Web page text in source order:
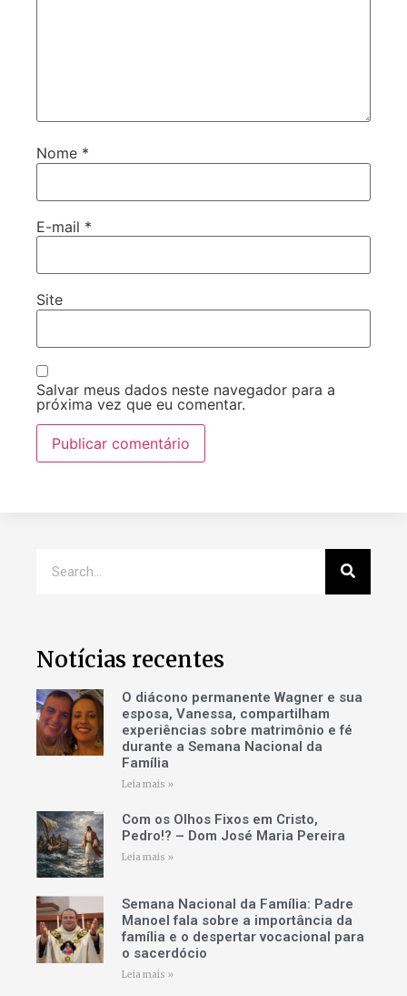
Nome *
E-mail *
Site
Salvar meus dados neste navegador para a
próxima vez que eu comentar.
Notícias recentes
O diácono permanente Wagner e sua
esposa, Vanessa, compartilham
experiências sobre matrimônio e fé
durante a Semana Nacional da
Família
Leia mais »
Com os Olhos Fixos em Cristo,
Pedro!? – Dom José Maria Pereira
Leia mais »
Semana Nacional da Família: Padre
Manoel fala sobre a importância da
família e o despertar vocacional para
o sacerdócio
Leia mais »